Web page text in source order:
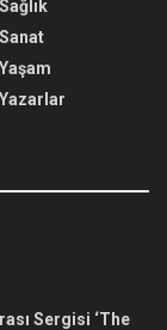
Sağlık
Sanat
Yaşam
Yazarlar
Sergisi ‘The